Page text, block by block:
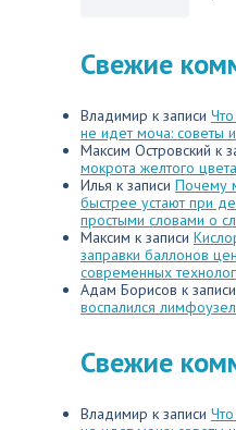
Свежие
Владимир к записи
не идет моча: советы
Максим Островский к
мокрота желтого
Илья к записи Почему
быстрее устают при
простыми словами о
Максим к записи
заправки баллонов
современных
Адам Борисов к записи
воспалился
Свежие
Владимир к записи